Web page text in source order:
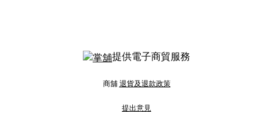
提供電子商貿服務
商舖 退貨及退款政策
提出意見